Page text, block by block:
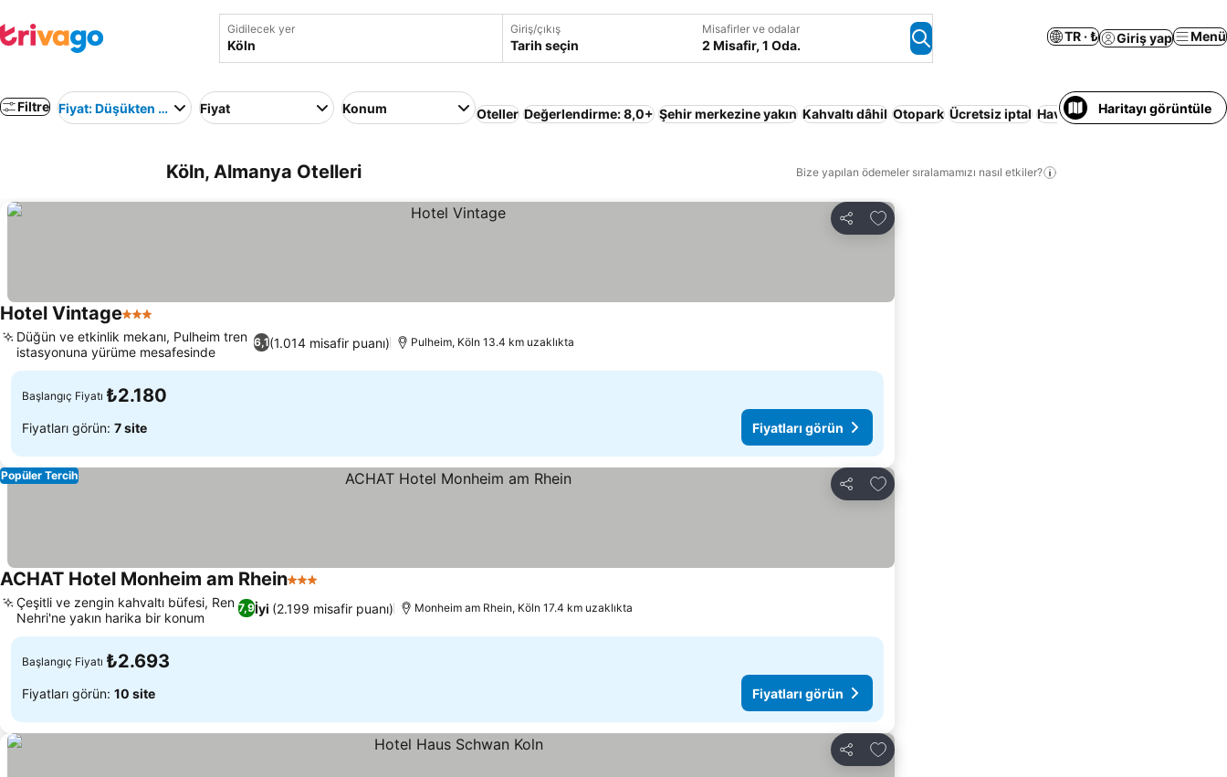
Gidilecek yer Giriş/çıkış
Tarih seçin
Misafirler ve odalar
2 Misafir, 1 Oda.
TR · ₺ Giriş yap Menü
Filtre Fiyat: Düşükten yükseğeFiyat Konum Oteller Değerlendirme: 8,0+ Şehir merkezine yakın Kahvaltı dâhil Otopark Ücretsiz iptal Havuz Klima Konaklama
Haritayı görüntüle
Köln, Almanya Otelleri Bize yapılan ödemeler sıralamamızı nasıl etkiler?
Paylaş
Favorilerime ekle
Hotel Vintage3 Yıldız
6,1(1.014 misafir puanı)
Düğün ve etkinlik mekanı, Pulheim tren
istasyonuna yürüme mesafesinde
Pulheim, Köln 13.4 km uzaklıkta
Başlangıç Fiyatı ₺2.180
Fiyatları görün: 7 site Fiyatları görün
Paylaş
Favorilerime ekle
Popüler Tercih
ACHAT Hotel Monheim am Rhein3 Yıldız
7,9İyi (2.199 misafir puanı)
Çeşitli ve zengin kahvaltı büfesi, Ren
Nehri'ne yakın harika bir konum
Monheim am Rhein, Köln 17.4 km uzaklıkta
Başlangıç Fiyatı ₺2.693
Fiyatları görün: 10 site Fiyatları görün
Paylaş
Favorilerime ekle